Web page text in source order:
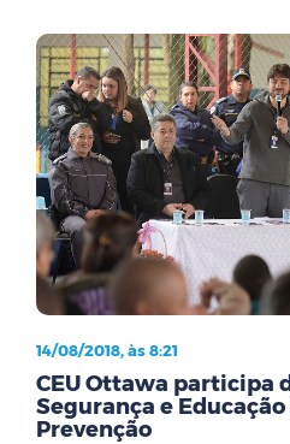
14/08/2018, às 8:21
CEU Ottawa participa
Segurança e
Prevenção